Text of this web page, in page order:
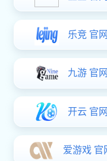
东升国际 中心
提取设备